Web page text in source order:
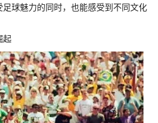
球魅力的同时，也能感受到不同文化
起